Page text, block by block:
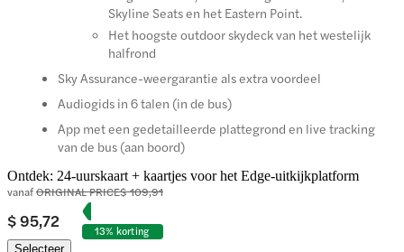
Skyline Seats en het Eastern Point.
Het hoogste outdoor skydeck van het westelijk
halfrond
Sky Assurance-weergarantie als extra voordeel
Audiogids in 6 talen (in de bus)
App met een gedetailleerde plattegrond en live tracking
van de bus (aan boord)
Ontdek: 24-uurskaart + kaartjes voor het Edge-uitkijkplatform
vanafORIGINAL PRICE$ 109,91
$ 95,72
13% korting
Selecteer